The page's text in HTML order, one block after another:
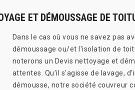
ET DÉMOUSSAGE DE
Dans le cas où vous ne savez pas
démoussage ou/et l'isolation de
noterons un Devis nettoyage et
attentes. Qu'il s'agisse de lavage,
démousse, notre société couvreur